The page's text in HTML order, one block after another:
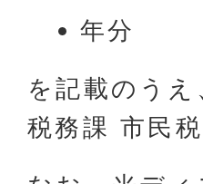
年分
を記載のう
税務課 市民